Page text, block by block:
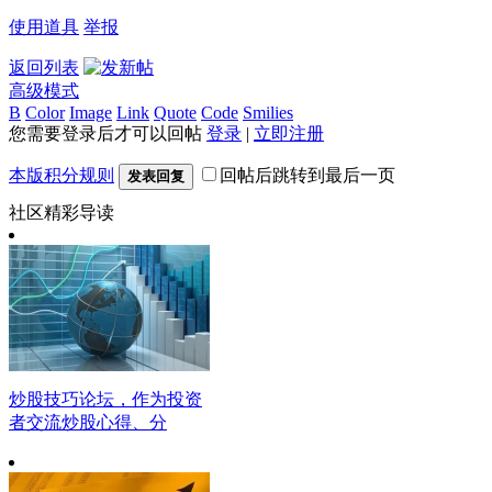
使用道具 举报
返回列表
高级模式
B Color Image Link Quote Code Smilies
您需要登录后才可以回帖 登录 | 立即注册
本版积分规则 发表回复
回帖后跳转到最后一页
社区精彩导读
炒股技巧论坛，作为投资
者交流炒股心得、分